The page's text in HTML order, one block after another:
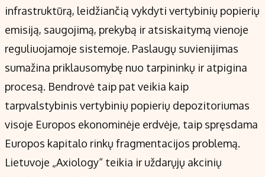
infrastruktūrą, leidžiančią vykdyti vertybinių popierių
emisiją, saugojimą, prekybą ir atsiskaitymą vienoje
reguliuojamoje sistemoje. Paslaugų suvienijimas
sumažina priklausomybę nuo tarpininkų ir atpigina
procesą. Bendrovė taip pat veikia kaip
tarpvalstybinis vertybinių popierių depozitoriumas
visoje Europos ekonominėje erdvėje, taip spręsdama
Europos kapitalo rinkų fragmentacijos problemą.
Lietuvoje „Axiology“ teikia ir uždarųjų akcinių